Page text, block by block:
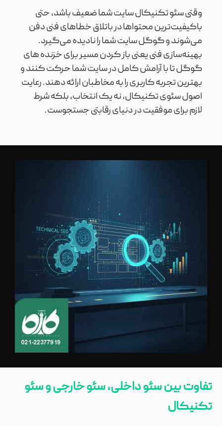
وقتی سئو تکنیکال سایت شما ضعیف باشد، حتی
باکیفیت‌ترین محتواها در باتلاق خطاهای فنی دفن
می‌شوند و گوگل سایت شما را نادیده می‌گیرد.
بهینه‌سازی فنی یعنی باز کردن مسیر برای خزنده های
گوگل تا با آرامش کامل در سایت شما حرکت کنند و
بهترین تجربه کاربری را به مخاطبان ارائه دهند. رعایت
اصول سئوی تکنیکال، نه یک انتخاب، بلکه شرط
لازم برای موفقیت در دنیای رقابتی جستجوست.
تفاوت بین سئو داخلی، سئو خارجی و سئو
تکنیکال